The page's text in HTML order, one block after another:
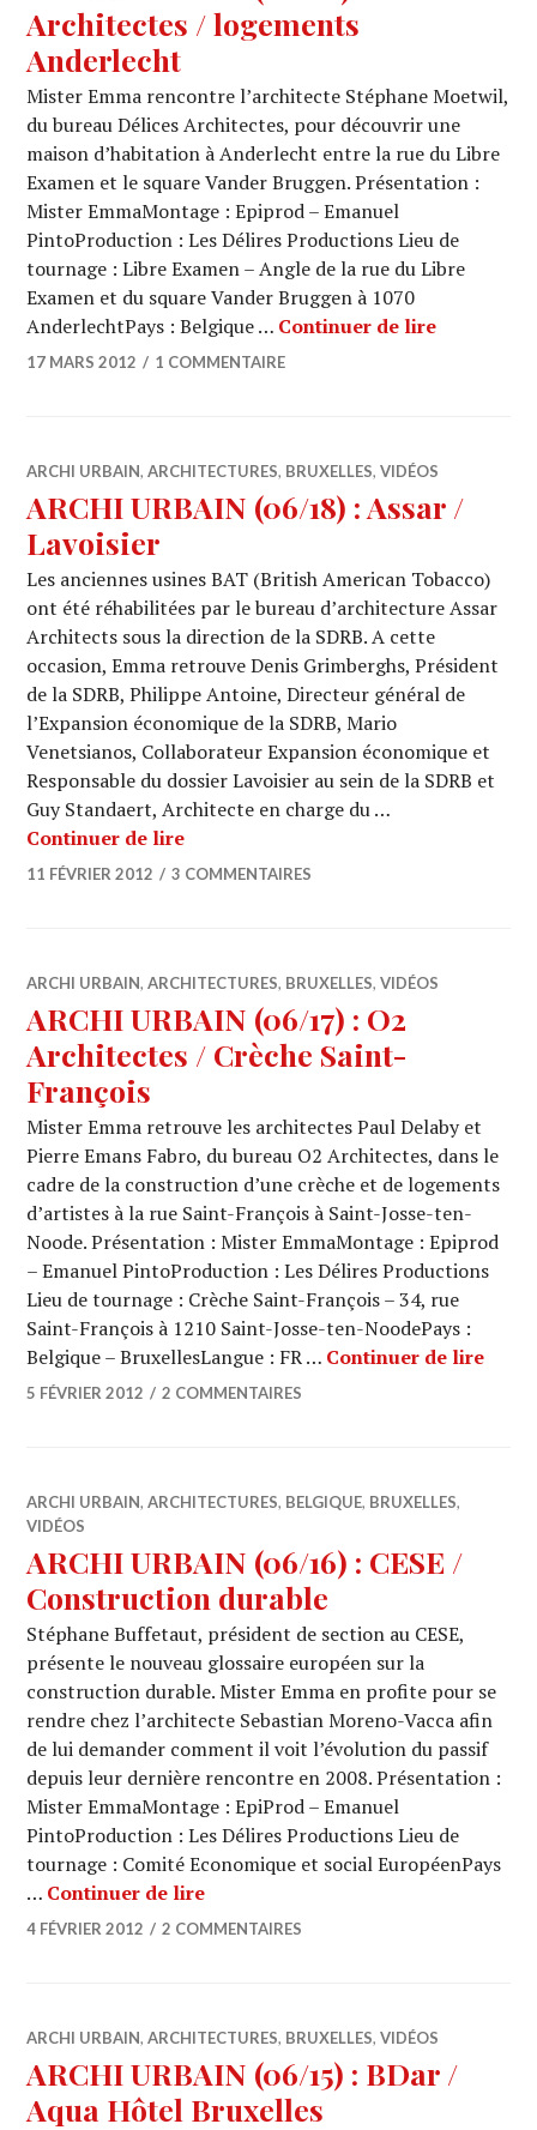
Architectes / logements
Anderlecht
Mister Emma rencontre l’architecte Stéphane Moetwil,
du bureau Délices Architectes, pour découvrir une
maison d’habitation à Anderlecht entre la rue du Libre
Examen et le square Vander Bruggen. Présentation :
Mister EmmaMontage : Epiprod – Emanuel
PintoProduction : Les Délires Productions Lieu de
tournage : Libre Examen – Angle de la rue du Libre
Examen et du square Vander Bruggen à 1070
AnderlechtPays : Belgique … Continuer de lireARCHI
17 MARS 2012 1 COMMENTAIRE
ARCHI URBAIN,ARCHITECTURES, BRUXELLES,VIDÉOS
ARCHI URBAIN (06/18) : Assar /
Lavoisier
Les anciennes usines BAT (British American Tobacco)
ont été réhabilitées par le bureau d’architecture Assar
Architects sous la direction de la SDRB. A cette
occasion, Emma retrouve Denis Grimberghs, Président
de la SDRB, Philippe Antoine, Directeur général de
l’Expansion économique de la SDRB, Mario
Venetsianos, Collaborateur Expansion économique et
Responsable du dossier Lavoisier au sein de la SDRB et
Guy Standaert, Architecte en charge du …
Continuer de lireARCHI URBAIN (06/18) : Assar /
11 FÉVRIER 2012 3 COMMENTAIRES
ARCHI URBAIN,ARCHITECTURES, BRUXELLES,VIDÉOS
ARCHI URBAIN (06/17) : O2
Architectes / Crèche Saint-
François
Mister Emma retrouve les architectes Paul Delaby et
Pierre Emans Fabro, du bureau O2 Architectes, dans le
cadre de la construction d’une crèche et de logements
d’artistes à la rue Saint-François à Saint-Josse-ten-
Noode. Présentation : Mister EmmaMontage : Epiprod
– Emanuel PintoProduction : Les Délires Productions
Lieu de tournage : Crèche Saint-François – 34, rue
Saint-François à 1210 Saint-Josse-ten-NoodePays :
Belgique – BruxellesLangue : FR … Continuer de lire
5 FÉVRIER 2012 2 COMMENTAIRES
ARCHI URBAIN,ARCHITECTURES, BELGIQUE, BRUXELLES,
VIDÉOS
ARCHI URBAIN (06/16) : CESE /
Construction durable
Stéphane Buffetaut, président de section au CESE,
présente le nouveau glossaire européen sur la
construction durable. Mister Emma en profite pour se
rendre chez l’architecte Sebastian Moreno-Vacca afin
de lui demander comment il voit l’évolution du passif
depuis leur dernière rencontre en 2008. Présentation :
Mister EmmaMontage : EpiProd – Emanuel
PintoProduction : Les Délires Productions Lieu de
tournage : Comité Economique et social EuropéenPays
… Continuer de lireARCHI URBAIN (06/16) : CESE /
4 FÉVRIER 2012 2 COMMENTAIRES
ARCHI URBAIN,ARCHITECTURES, BRUXELLES,VIDÉOS
ARCHI URBAIN (06/15) : BDar /
Aqua Hôtel Bruxelles